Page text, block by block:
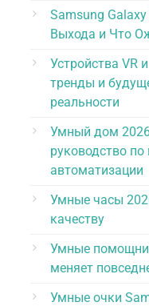
Samsung
Выхода и Что
Устройства VR
тренды и
реальности
Умный дом
руководство по
автоматизации
Умные часы
качеству
Умные
меняет
Умные очки